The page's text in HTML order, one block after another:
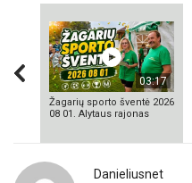
03:17
Žagarių sporto šventė 2026
08 01. Alytaus rajonas
Danieliusnet